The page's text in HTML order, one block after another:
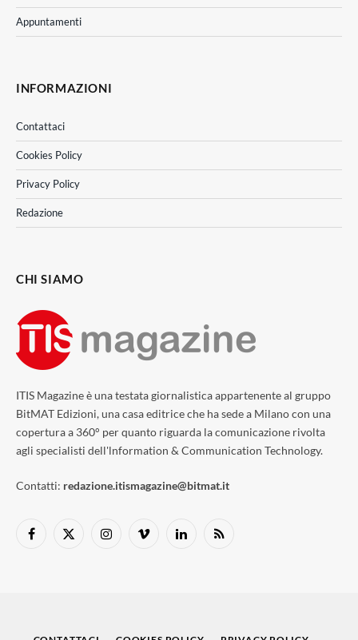
Appuntamenti
INFORMAZIONI
Contattaci
Cookies Policy
Privacy Policy
Redazione
CHI SIAMO
ITIS Magazine è una testata giornalistica appartenente al gruppo
BitMAT Edizioni, una casa editrice che ha sede a Milano con una
copertura a 360° per quanto riguarda la comunicazione rivolta
agli specialisti dell'lnformation & Communication Technology.
Contatti: redazione.itismagazine@bitmat.it
Facebook
X
InstagramVimeo LinkedInRSS